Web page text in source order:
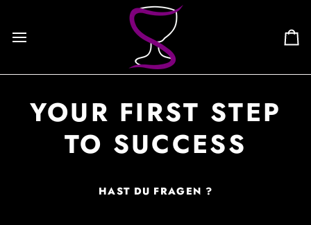
content
YOUR FIRST STEP
TO SUCCESS
HAST DU FRAGEN ?